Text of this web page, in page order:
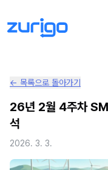
PPA 계약
발전소 PPA 계산
PPA 모니터링
PPA 매뉴얼
← 목록으로 돌아가기
26년 2월 4주차
석
2026. 3. 3.